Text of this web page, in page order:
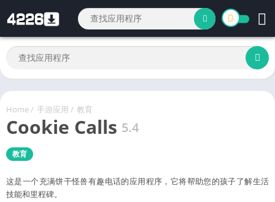
Home/ 手游应用 / 教育
Cookie Calls 5.4
教育
这是一个充满饼干怪兽有趣电话的应用程序，它将帮助您的孩子了解生活
技能和里程碑。